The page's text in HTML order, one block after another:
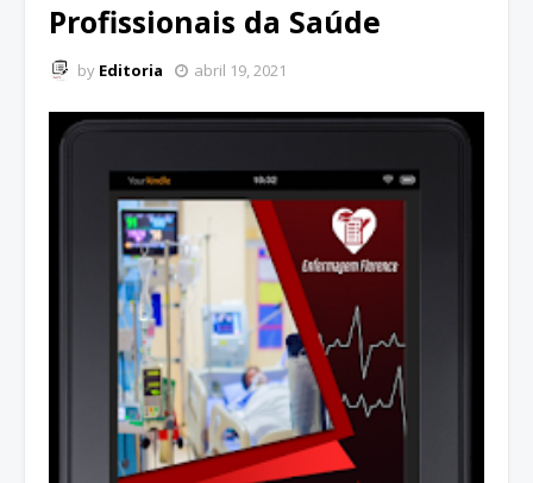
Profissionais da Saúde
by Editoria abril 19, 2021